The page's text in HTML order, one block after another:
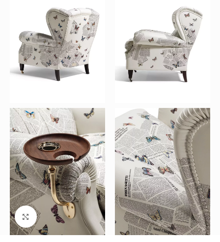
Büyütmek için tıklayın